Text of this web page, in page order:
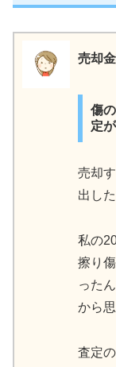
売却金
傷
定が
売却
出し
私の
擦り
った
から
査定